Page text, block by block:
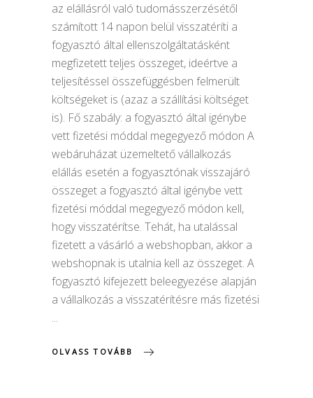
az elállásról való tudomásszerzésétől
számított 14 napon belül visszatéríti a
fogyasztó által ellenszolgáltatásként
megfizetett teljes összeget, ideértve a
teljesítéssel összefüggésben felmerült
költségeket is (azaz a szállítási költséget
is). Fő szabály: a fogyasztó által igénybe
vett fizetési móddal megegyező módon A
webáruházat üzemeltető vállalkozás
elállás esetén a fogyasztónak visszajáró
összeget a fogyasztó által igénybe vett
fizetési móddal megegyező módon kell,
hogy visszatérítse. Tehát, ha utalással
fizetett a vásárló a webshopban, akkor a
webshopnak is utalnia kell az összeget. A
fogyasztó kifejezett beleegyezése alapján
a vállalkozás a visszatérítésre más fizetési
OLVASS TOVÁBB